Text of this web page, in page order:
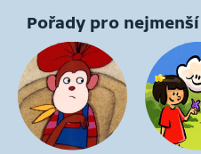
Pořady pro nejmenší